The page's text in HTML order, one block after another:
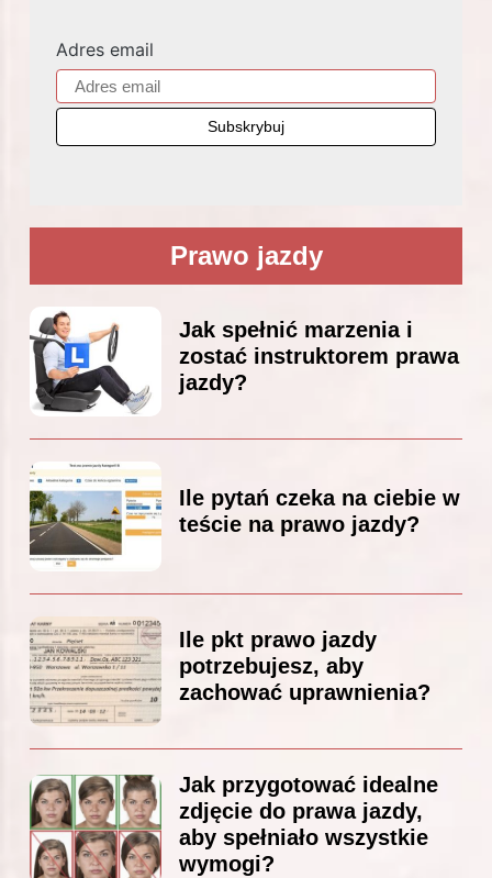
Adres email
Prawo jazdy
Jak spełnić marzenia i
zostać instruktorem prawa
jazdy?
Ile pytań czeka na ciebie w
teście na prawo jazdy?
Ile pkt prawo jazdy
potrzebujesz, aby
zachować uprawnienia?
Jak przygotować idealne
zdjęcie do prawa jazdy,
aby spełniało wszystkie
wymogi?